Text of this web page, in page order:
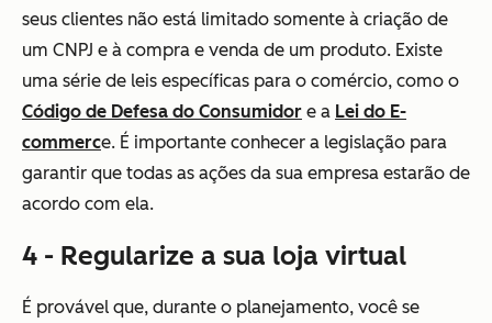
seus clientes não está limitado somente à criação de
um CNPJ e à compra e venda de um produto. Existe
uma série de leis específicas para o comércio, como o
Código de Defesa do Consumidor e a Lei do E-
commerce. É importante conhecer a legislação para
garantir que todas as ações da sua empresa estarão de
acordo com ela.
4 - Regularize a sua loja virtual
É provável que, durante o planejamento, você se